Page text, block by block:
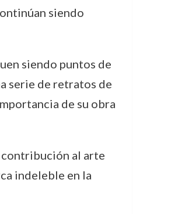
siendo
siendo puntos de
serie de retratos de
de su obra
contribución al arte
indeleble en la